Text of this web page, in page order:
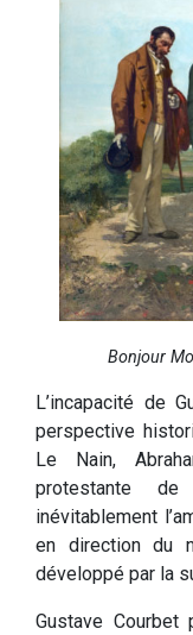
Bonjour
L’incapacité de
perspective
Le Nain,
protestante
inévitablement
en direction du
développé par la
Gustave